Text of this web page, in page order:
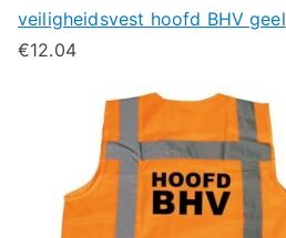
veiligheidsvest hoofd BHV geel
€12.04